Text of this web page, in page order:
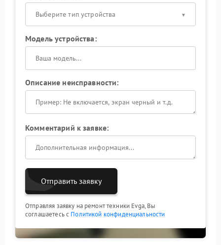
Выберите тип устройства
Модель устройства:
Описание неисправности:
Комментарий к заявке:
Отправить заявку
Отправляя заявку на ремонт техники Evga, Вы
соглашаетесь с Политикой конфиденциальности